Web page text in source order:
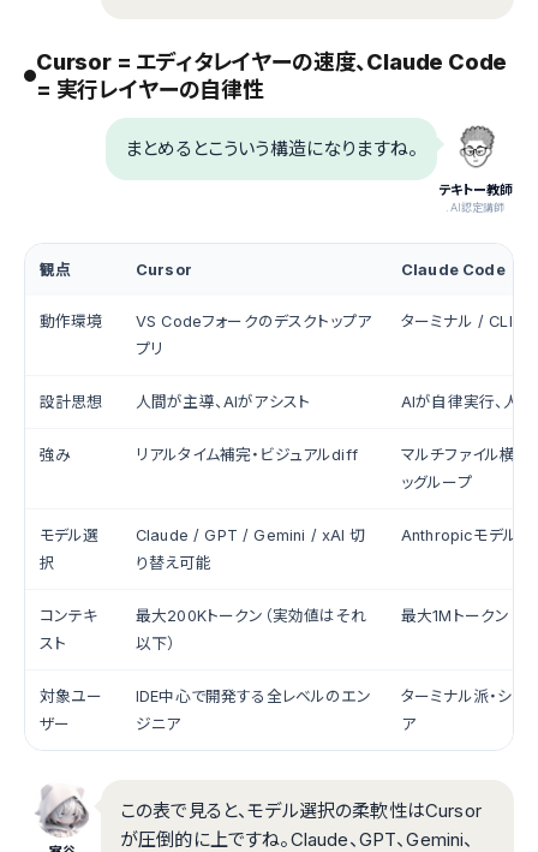
Cursor = エディタレイヤーの速度、Claude Code
= 実行レイヤーの自律性
テキトー教師
.AI認定講師
まとめるとこういう構造になりますね。
観点 Cursor Claude Code
動作環境
VS Codeフォークのデスクトップア
プリ
ターミナル / CLI
設計思想 人間が主導、AIがアシスト AIが自律実行、人
強み リアルタイム補完・ビジュアルdiff
マルチファイル横断
ッグループ
モデル選
択
Claude / GPT / Gemini / xAI 切
り替え可能
Anthropicモデル固
コンテキ
スト
最大200Kトークン（実効値はそれ
以下）
最大1Mトークン
対象ユー
ザー
IDE中心で開発する全レベルのエン
ジニア
ターミナル派・シニ
ア
この表で見ると、モデル選択の柔軟性はCursor
が圧倒的に上ですね。Claude、GPT、Gemini、